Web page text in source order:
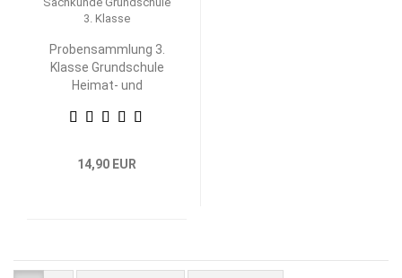
Probensammlung 3.
Klasse Grundschule
Heimat- und
14,90 EUR